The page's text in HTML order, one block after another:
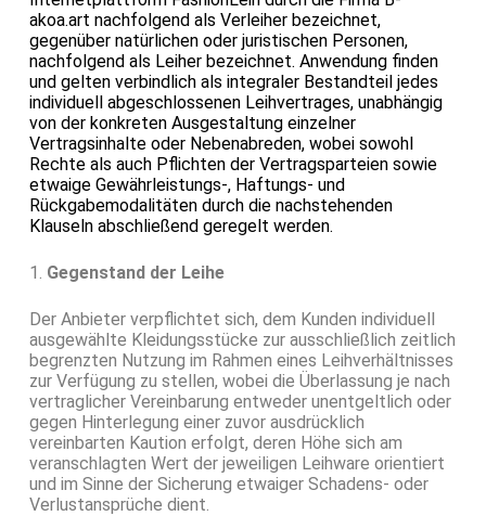
akoa.art nachfolgend als Verleiher bezeichnet,
gegenüber natürlichen oder juristischen Personen,
nachfolgend als Leiher bezeichnet. Anwendung finden
und gelten verbindlich als integraler Bestandteil jedes
individuell abgeschlossenen Leihvertrages, unabhängig
von der konkreten Ausgestaltung einzelner
Vertragsinhalte oder Nebenabreden, wobei sowohl
Rechte als auch Pflichten der Vertragsparteien sowie
etwaige Gewährleistungs-, Haftungs- und
Rückgabemodalitäten durch die nachstehenden
Klauseln abschließend geregelt werden.
1. Gegenstand der Leihe
Der Anbieter verpflichtet sich, dem Kunden individuell
ausgewählte Kleidungsstücke zur ausschließlich zeitlich
begrenzten Nutzung im Rahmen eines Leihverhältnisses
zur Verfügung zu stellen, wobei die Überlassung je nach
vertraglicher Vereinbarung entweder unentgeltlich oder
gegen Hinterlegung einer zuvor ausdrücklich
vereinbarten Kaution erfolgt, deren Höhe sich am
veranschlagten Wert der jeweiligen Leihware orientiert
und im Sinne der Sicherung etwaiger Schadens- oder
Verlustansprüche dient.